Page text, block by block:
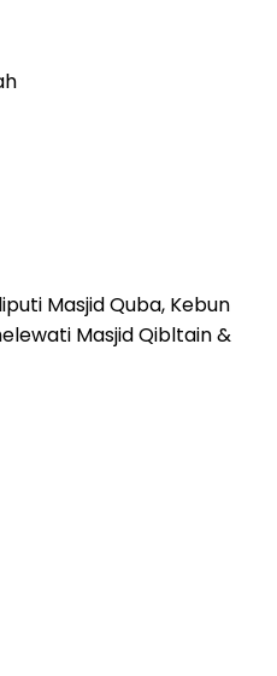
Masjid Quba, Kebun
Masjid Qibltain &